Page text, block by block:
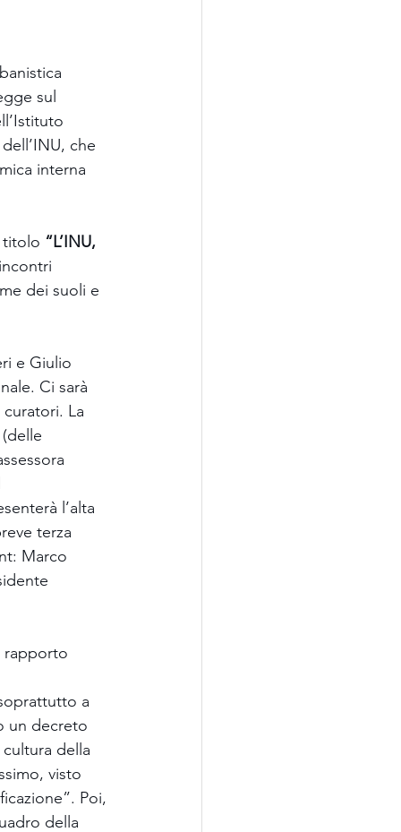
sul
che
interna
titolo “L’INU,
dei suoli e
e Giulio
Ci sarà
La
l’alta
terza
Marco
rapporto
a
un decreto
della
visto
Poi,
della